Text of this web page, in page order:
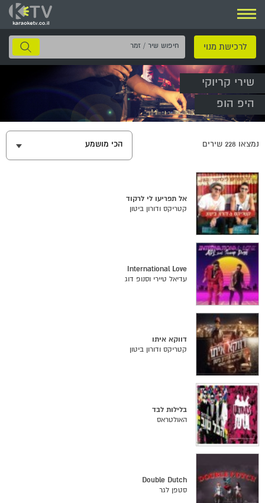
ניווט
לרכישת מנוי
חיפוש
שיר
שירי קריוקי
היפ הופ
נמצאו 228 שירים הכי מושמע
אל תפריעו לי לרקוד
קטריקס ודורון ביטון
International Love
עדיאל טיירי וסנופ דוג
דווקא איתו
קטריקס ודורון ביטון
בלילות לבד
האולטראס
Double Dutch
סטפן לגר